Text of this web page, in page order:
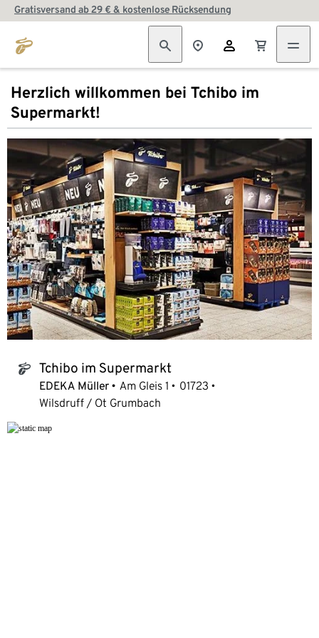
Gratisversand ab 29 € & kostenlose Rücksendung
Herzlich willkommen bei Tchibo im
Supermarkt!
tchibo_logo Tchibo im Supermarkt
EDEKA Müller Am Gleis 1
01723
Wilsdruff / Ot Grumbach